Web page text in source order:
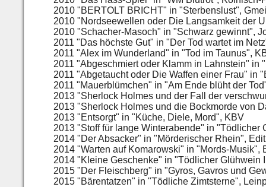
2010 "BERTOLT BRICHT" in "Sterbenslust",
2010 "Nordseewellen oder Die Langsamkeit der
2010 "Schacher-Masoch" in "Schwarz gewinnt",
2011 "Das höchste Gut" in "Der Tod wartet im
2011 "Alex im Wunderland" in "Tod im Taunus",
2011 "Abgeschmiert oder Klamm in Lahnstein" in
2011 "Abgetaucht oder Die Waffen einer Frau" in
2011 "Mauerblümchen" in "Am Ende blüht der
2013 "Sherlock Holmes und der Fall der
2013 "Sherlock Holmes und die Bockmorde von
2013 "Entsorgt" in "Küche, Diele, Mord", KBV
2013 "Stoff für lange Winterabende" in "Tödlicher
2014 "Der Absacker" in "Mörderischer Rhein",
2014 "Warten auf Komarowski" in "Mords-Musik",
2014 "Kleine Geschenke" in "Tödlicher Glühwein
2015 "Der Fleischberg" in "Gyros, Gavros und
2015 "Bärentatzen" in "Tödliche Zimtsterne",